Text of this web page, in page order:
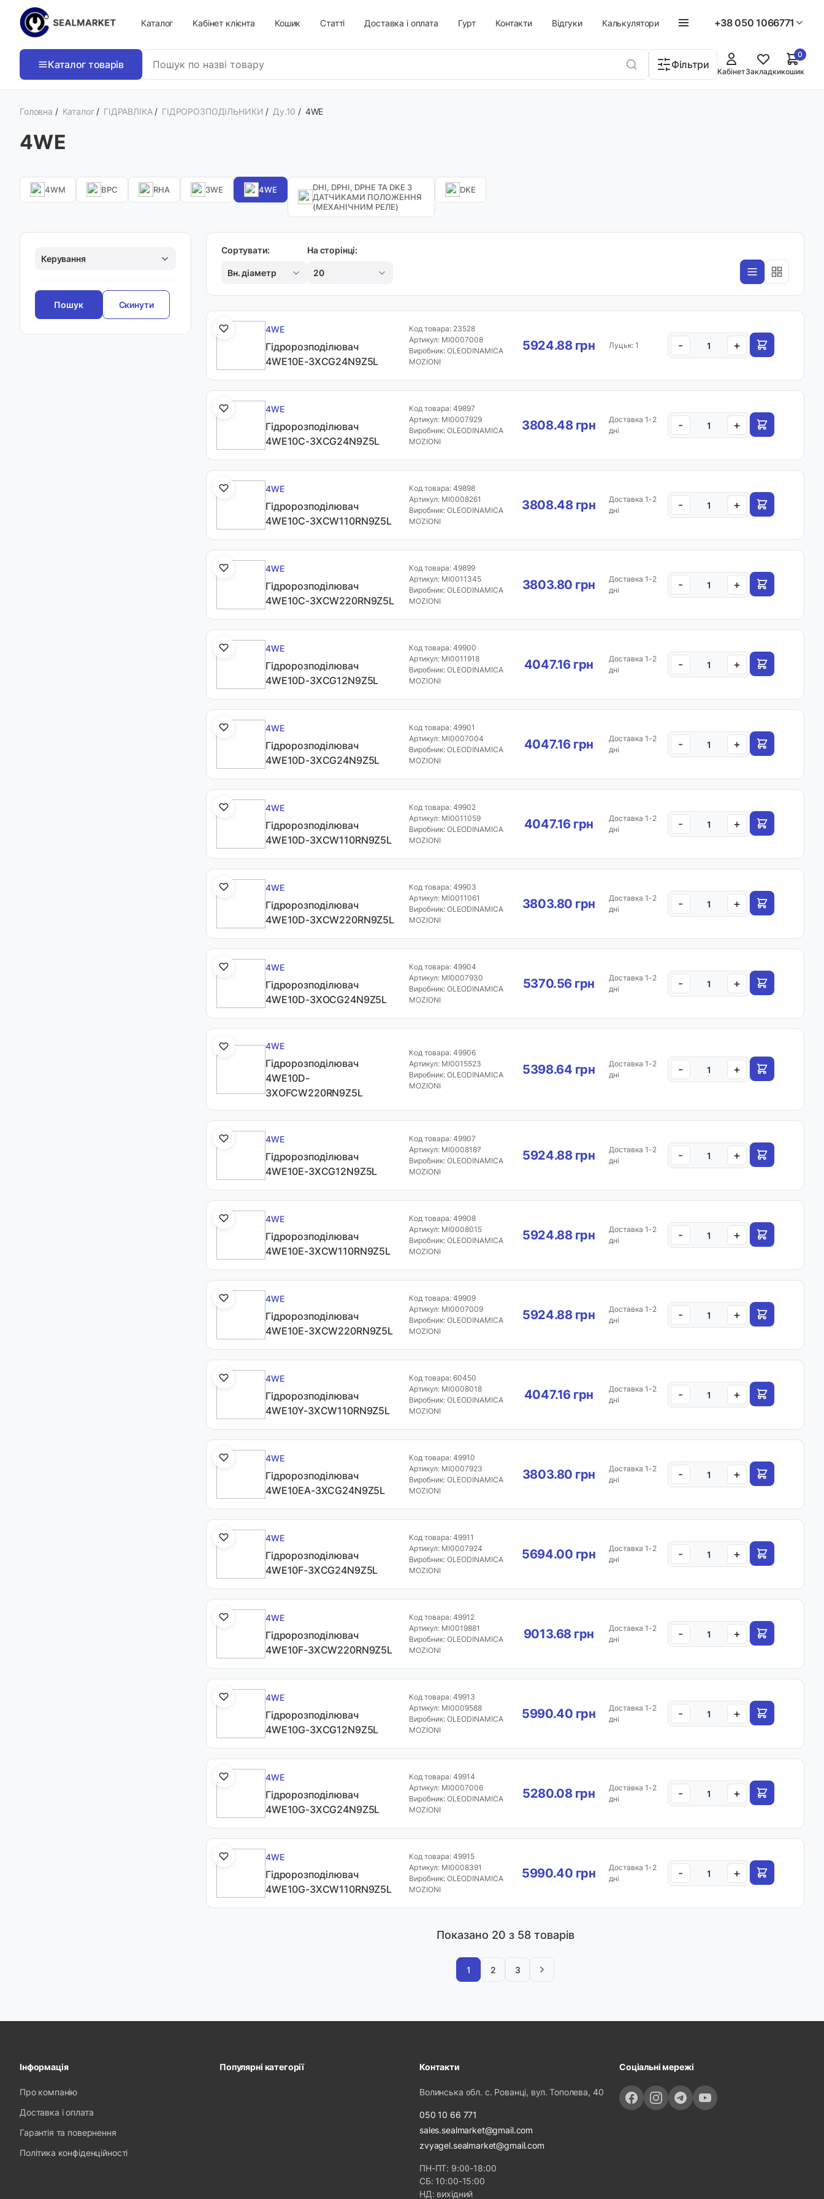
Каталог Кабінет клієнта Кошик Статті Доставка і оплата Гурт Контакти Відгуки Калькулятори +38 050 1066771
Каталог товарів Фільтри
КабінетЗакладкикошик
0
Головна / Каталог / ГІДРАВЛІКА / ГІДРОРОЗПОДІЛЬНИКИ / Ду.10 / 4WE
4WE
4WM BPC RHA 3WE 4WE
DHI, DPHI, DPHE ТА DKE З
ДАТЧИКАМИ ПОЛОЖЕННЯ
(МЕХАНІЧНИМ РЕЛЕ)
DKE
Керування
Скинути
Сортувати:
Вн. діаметр
На сторінці:
20
4WE
Гідророзподілювач
4WE10E-3XCG24N9Z5L
Код товара: 23528
Артикул: MI0007008
Виробник: OLEODINAMICA
MOZIONI
5924.88 грн Луцьк: 1 - +
4WE
Гідророзподілювач
4WE10C-3XCG24N9Z5L
Код товара: 49897
Артикул: MI0007929
Виробник: OLEODINAMICA
MOZIONI
3808.48 грн
Доставка 1-2
дні
- +
4WE
Гідророзподілювач
4WE10C-3XCW110RN9Z5L
Код товара: 49898
Артикул: MI0008261
Виробник: OLEODINAMICA
MOZIONI
3808.48 грн
Доставка 1-2
дні
- +
4WE
Гідророзподілювач
4WE10C-3XCW220RN9Z5L
Код товара: 49899
Артикул: MI0011345
Виробник: OLEODINAMICA
MOZIONI
3803.80 грн
Доставка 1-2
дні
- +
4WE
Гідророзподілювач
4WE10D-3XCG12N9Z5L
Код товара: 49900
Артикул: MI0011918
Виробник: OLEODINAMICA
MOZIONI
4047.16 грн
Доставка 1-2
дні
- +
4WE
Гідророзподілювач
4WE10D-3XCG24N9Z5L
Код товара: 49901
Артикул: MI0007004
Виробник: OLEODINAMICA
MOZIONI
4047.16 грн
Доставка 1-2
дні
- +
4WE
Гідророзподілювач
4WE10D-3XCW110RN9Z5L
Код товара: 49902
Артикул: MI0011059
Виробник: OLEODINAMICA
MOZIONI
4047.16 грн
Доставка 1-2
дні
- +
4WE
Гідророзподілювач
4WE10D-3XCW220RN9Z5L
Код товара: 49903
Артикул: MI0011061
Виробник: OLEODINAMICA
MOZIONI
3803.80 грн
Доставка 1-2
дні
- +
4WE
Гідророзподілювач
4WE10D-3XOCG24N9Z5L
Код товара: 49904
Артикул: MI0007930
Виробник: OLEODINAMICA
MOZIONI
5370.56 грн
Доставка 1-2
дні
- +
4WE
Гідророзподілювач
4WE10D-
3XOFCW220RN9Z5L
Код товара: 49906
Артикул: MI0015523
Виробник: OLEODINAMICA
MOZIONI
5398.64 грн
Доставка 1-2
дні
- +
4WE
Гідророзподілювач
4WE10E-3XCG12N9Z5L
Код товара: 49907
Артикул: MI0008187
Виробник: OLEODINAMICA
MOZIONI
5924.88 грн
Доставка 1-2
дні
- +
4WE
Гідророзподілювач
4WE10E-3XCW110RN9Z5L
Код товара: 49908
Артикул: MI0008015
Виробник: OLEODINAMICA
MOZIONI
5924.88 грн
Доставка 1-2
дні
- +
4WE
Гідророзподілювач
4WE10E-3XCW220RN9Z5L
Код товара: 49909
Артикул: MI0007009
Виробник: OLEODINAMICA
MOZIONI
5924.88 грн
Доставка 1-2
дні
- +
4WE
Гідророзподілювач
4WE10Y-3XCW110RN9Z5L
Код товара: 60450
Артикул: MI0008018
Виробник: OLEODINAMICA
MOZIONI
4047.16 грн
Доставка 1-2
дні
- +
4WE
Гідророзподілювач
4WE10EA-3XCG24N9Z5L
Код товара: 49910
Артикул: MI0007923
Виробник: OLEODINAMICA
MOZIONI
3803.80 грн
Доставка 1-2
дні
- +
4WE
Гідророзподілювач
4WE10F-3XCG24N9Z5L
Код товара: 49911
Артикул: MI0007924
Виробник: OLEODINAMICA
MOZIONI
5694.00 грн
Доставка 1-2
дні
- +
4WE
Гідророзподілювач
4WE10F-3XCW220RN9Z5L
Код товара: 49912
Артикул: MI0019881
Виробник: OLEODINAMICA
MOZIONI
9013.68 грн
Доставка 1-2
дні
- +
4WE
Гідророзподілювач
4WE10G-3XCG12N9Z5L
Код товара: 49913
Артикул: MI0009588
Виробник: OLEODINAMICA
MOZIONI
5990.40 грн
Доставка 1-2
дні
- +
4WE
Гідророзподілювач
4WE10G-3XCG24N9Z5L
Код товара: 49914
Артикул: MI0007006
Виробник: OLEODINAMICA
MOZIONI
5280.08 грн
Доставка 1-2
дні
- +
4WE
Гідророзподілювач
4WE10G-3XCW110RN9Z5L
Код товара: 49915
Артикул: MI0008391
Виробник: OLEODINAMICA
MOZIONI
5990.40 грн
Доставка 1-2
дні
- +
Показано 20 з 58 товарів
1 2 3
Інформація
Про компанію
Доставка і оплата
Гарантія та повернення
Політика конфіденційності
Популярні категорії Контакти
Волинська обл. с. Рованці, вул. Тополева, 40
050 10 66 771
sales.sealmarket@gmail.com
zvyagel.sealmarket@gmail.com
ПН-ПТ: 9:00-18:00
СБ: 10:00-15:00
НД: вихідний
Соціальні мережі